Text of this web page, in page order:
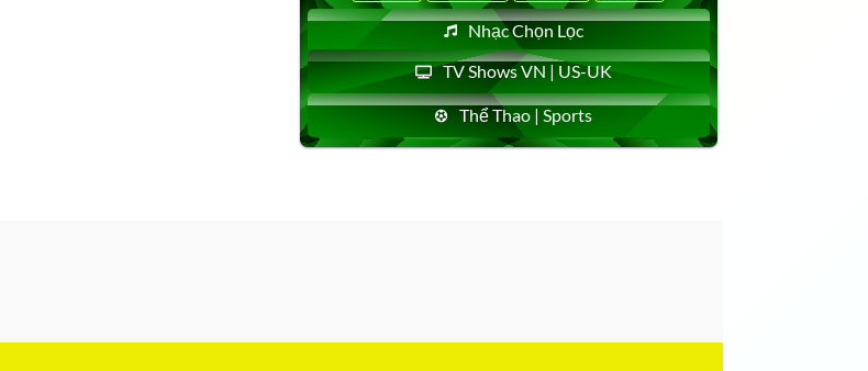
Nhạc Chọn Lọc
TV Shows VN | US-UK
Thể Thao | Sports